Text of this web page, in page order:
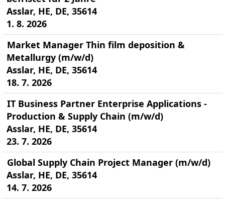
Asslar, HE, DE, 35614
1. 8. 2026
Market Manager Thin film deposition &
Metallurgy (m/w/d)
Asslar, HE, DE, 35614
18. 7. 2026
IT Business Partner Enterprise Applications -
Production & Supply Chain (m/w/d)
Asslar, HE, DE, 35614
23. 7. 2026
Global Supply Chain Project Manager (m/w/d)
Asslar, HE, DE, 35614
14. 7. 2026